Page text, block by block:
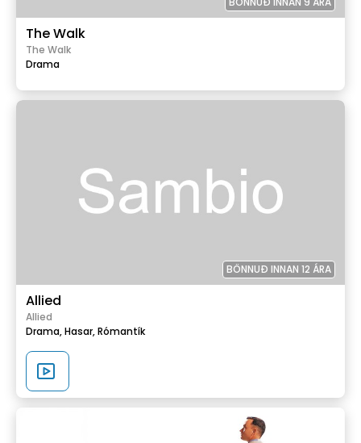
The Walk
The Walk
Drama
BÖNNUÐ INNAN 12 ÁRA
Allied
Allied
Drama,Hasar,Rómantík